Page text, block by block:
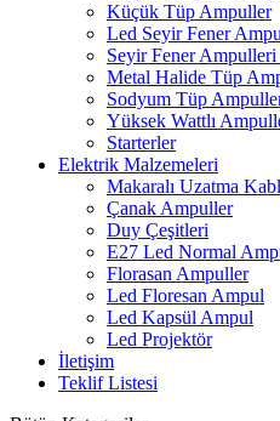
Küçük Tüp Ampuller
Led Seyir Fener
Seyir Fener
Metal Halide Tüp
Sodyum Tüp
Yüksek Wattlı
Starterler
Elektrik Malzemeleri
Makaralı Uzatma
Çanak Ampuller
Duy Çeşitleri
E27 Led Normal
Florasan Ampuller
Led Floresan Ampul
Led Kapsül Ampul
Led Projektör
İletişim
Teklif Listesi